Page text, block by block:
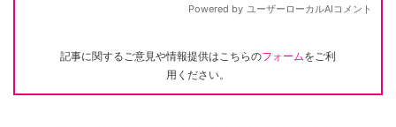
記事に関するご意見や情報提供はこちらのフォームをご利
用ください。